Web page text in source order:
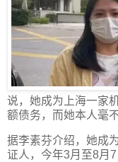
说，她成为上海一家
额债务，而她本人毫
据李素芬介绍，她成
证人，今年3月至8月